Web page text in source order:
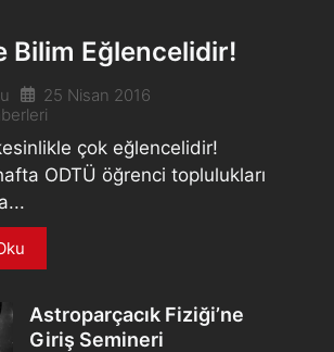
Bilim Eğlencelidir!
25 Nisan 2016
çok eğlencelidir!
ODTÜ öğrenci toplulukları
Astroparçacık Fiziği’ne
Giriş Semineri